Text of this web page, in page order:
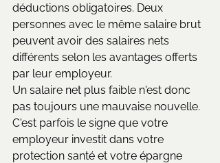
déductions obligatoires. Deux
personnes avec le même salaire brut
peuvent avoir des salaires nets
différents selon les avantages offerts
par leur employeur.
Un salaire net plus faible n'est donc
pas toujours une mauvaise nouvelle.
C'est parfois le signe que votre
employeur investit dans votre
protection santé et votre épargne